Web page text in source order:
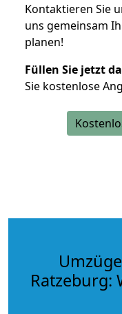
Kontaktieren Sie
uns gemeinsam
planen!
Füllen Sie jetzt
Sie kostenlose
Ratzeburg: